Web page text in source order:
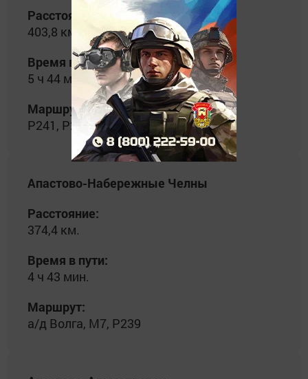
Расстояние:
403,8 км.
Время в пути:
5 ч 44 мин.
Маршрут:
Р241, Р239, М12 до Лаишево.
Апастово-Набережные Челны
Расстояние:
374,4 км.
Время в пути:
4 ч 43 мин.
Маршрут:
а/д Волга, М7, Р239